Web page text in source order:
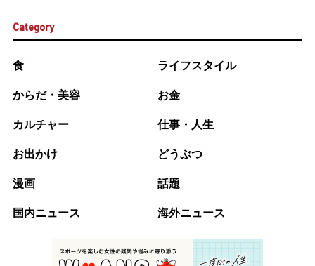
Category
食 ライフスタイル
からだ・美容 お金
カルチャー 仕事・人生
お出かけ どうぶつ
漫画 話題
国内ニュース 海外ニュース